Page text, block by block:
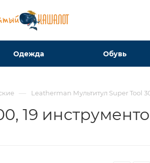
Одежда Обувь
— Leatherman Мультитул Super Tool
19